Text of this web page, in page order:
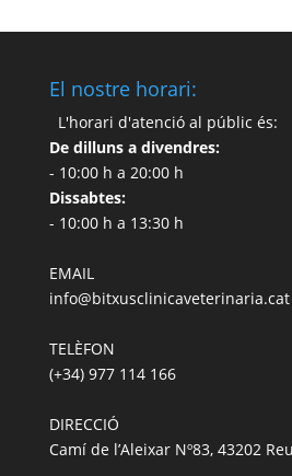
El nostre horari:
L'horari d'atenció al públic és:
De dilluns a divendres:
- 10:00 h a 20:00 h
Dissabtes:
- 10:00 h a 13:30 h
EMAIL
info@bitxusclinicaveterinaria.cat
TELÈFON
(+34) 977 114 166
DIRECCIÓ
Camí de l’Aleixar Nº83, 43202